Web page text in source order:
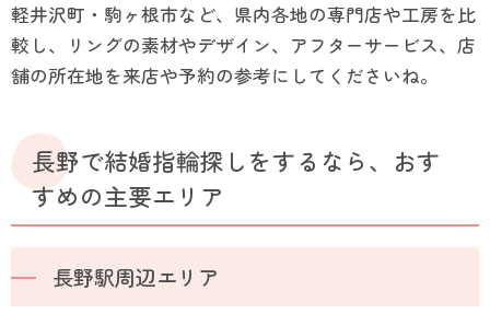
軽井沢町・駒ヶ根市など、県内各地の専門店や工房を比
較し、リングの素材やデザイン、アフターサービス、店
舗の所在地を来店や予約の参考にしてくださいね。
長野で結婚指輪探しをするなら、おす
すめの主要エリア
長野駅周辺エリア